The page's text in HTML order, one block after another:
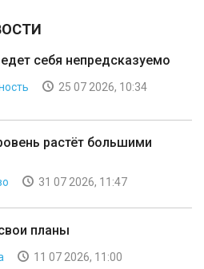
себя непредсказуемо
25 07 2026, 10:34
растёт большими
31 07 2026, 11:47
планы
11 07 2026, 11:00